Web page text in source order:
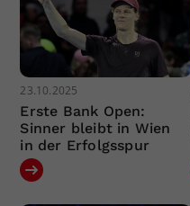
23.10.2025
Erste Bank Open:
Sinner bleibt in Wien
in der Erfolgsspur